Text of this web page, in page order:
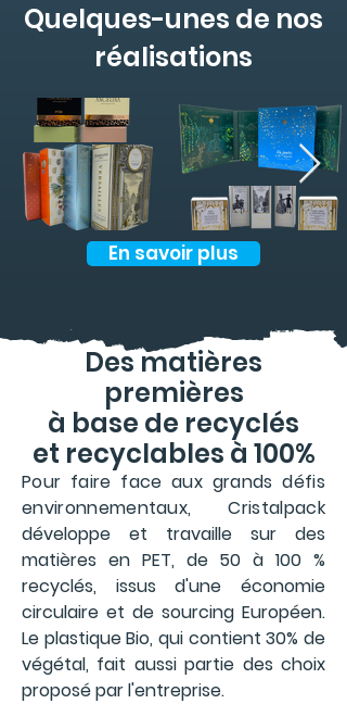
Quelques-unes de nos
réalisations
En savoir plus
Des matières
premières
à base de recyclés
et recyclables à 100%
Pour faire face aux grands défis
environnementaux, Cristalpack
développe et travaille sur des
matières en PET, de 50 à 100 %
recyclés, issus d'une économie
circulaire et de sourcing Européen.
Le plastique Bio, qui contient 30% de
végétal, fait aussi partie des choix
proposé par l'entreprise.